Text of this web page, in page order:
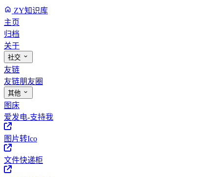
ZY知识库
主页
归档
关于
社交
友链
友链朋友圈
其他
图床
爱发电-支持我
图片转Ico
文件快递柜